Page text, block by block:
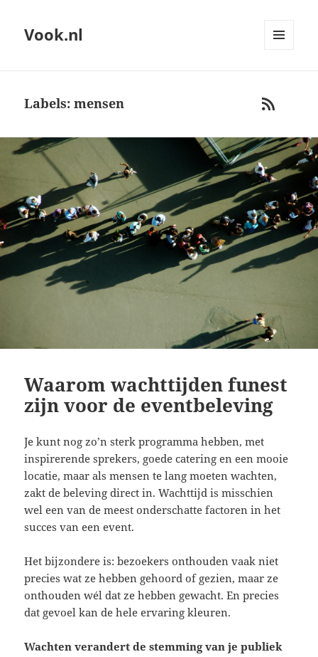
Vook.nl
RSS
Labels: mensen
Waarom wachttijden funest
zijn voor de eventbeleving
Je kunt nog zo’n sterk programma hebben, met
inspirerende sprekers, goede catering en een mooie
locatie, maar als mensen te lang moeten wachten,
zakt de beleving direct in. Wachttijd is misschien
wel een van de meest onderschatte factoren in het
succes van een event.
Het bijzondere is: bezoekers onthouden vaak niet
precies wat ze hebben gehoord of gezien, maar ze
onthouden wél dat ze hebben gewacht. En precies
dat gevoel kan de hele ervaring kleuren.
Wachten verandert de stemming van je publiek